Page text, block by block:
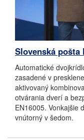
Slovenská pošta
Automatické
zasadené v
aktivovaný
otvárania dverí a
EN16005. Vonkajšie
vnútorný v šedom.